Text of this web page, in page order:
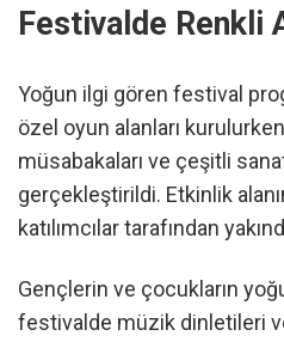
Festivalde Renkli
Yoğun ilgi gören festival
özel oyun alanları
müsabakaları ve çeşitli
gerçekleştirildi. Etkinlik
katılımcılar tarafından
Gençlerin ve çocukların
festivalde müzik dinletileri